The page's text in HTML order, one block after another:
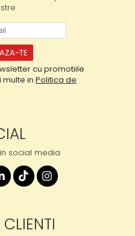
cu promotiile
multe in Politica de
social media